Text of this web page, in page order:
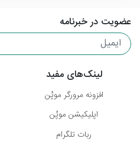
عضویت در خبرنامه
لینک‌های مفید
افزونه مرورگر موپُن
اپلیکیشن موپُن
ربات تلگرام